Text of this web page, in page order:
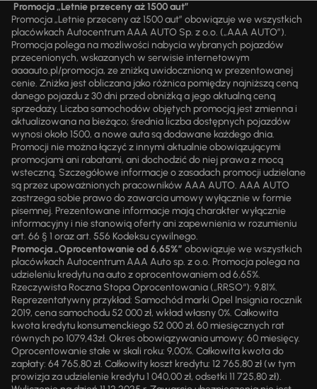
Promocja „Letnie przeceny aż 1500 aut”
Promocja „Letnie przeceny aż 1500 aut” obowiązuje we wszystkich
placówkach Autocentrum AAA AUTO Sp. z o.o. („AAA AUTO”).
Promocja polega na możliwości nabycia wybranych pojazdów
przecenionych, wskazanych w serwisie internetowym
aaaauto.pl/promocja, ze zniżką uwidocznioną w prezentowanej
cenie. Zniżka jest obliczana jako różnica pomiędzy najniższą ceną
danego pojazdu z 30 dni przed obniżką a jego aktualną ceną
sprzedaży. Liczba samochodów objętych promocją jest zmienna i
aktualizowana na bieżąco; średnia liczba dostępnych pojazdów
wynosi około 1500, a nowe auta są dodawane każdego dnia.
Promocji nie można łączyć z innymi aktualnie obowiązującymi
promocjami ani rabatami, ani dochodzić do niej prawa z mocą
wsteczną. Szczegółowe informacje o zasadach promocji udzielane
są przez upoważnionych pracowników AAA AUTO. AAA AUTO
zastrzega sobie prawo do zawarcia umowy wyłącznie w formie
pisemnej. Prezentowane informacje mają charakter wyłącznie
informacyjny i nie stanowią oferty ani zapewnienia w rozumieniu
art. 66 § 1 oraz art. 556 Kodeksu cywilnego.
Promocja „Oprocentowanie od 6,65%” obowiązuje we wszystkich
placówkach Autocentrum AAA Auto sp. z o.o. Promocja polega na
udzieleniu kredytu na auto z oprocentowaniem od 6,65%.
Rzeczywista Roczna Stopa Oprocentowania („RRSO“): 9,81%.
Reprezentatywny przykład: Samochód marki Opel Insignia rocznik
2019, cena samochodu 52 000 zł, wkład własny 0%. Całkowita
kwota kredytu konsumenckiego 52 000 zł, 60 miesięcznych rat
równych po 1079,43zł. Okres obowiązywania umowy: 60 miesięcy.
Oprocentowanie stałe w skali roku: 9,00%. Całkowita kwota do
zapłaty: 64 765,80 zł. Całkowity koszt kredytu: 12 765,80 zł (w tym
prowizja za udzielenie kredytu 1 040,00 zł, odsetki 11 725,80 zł).